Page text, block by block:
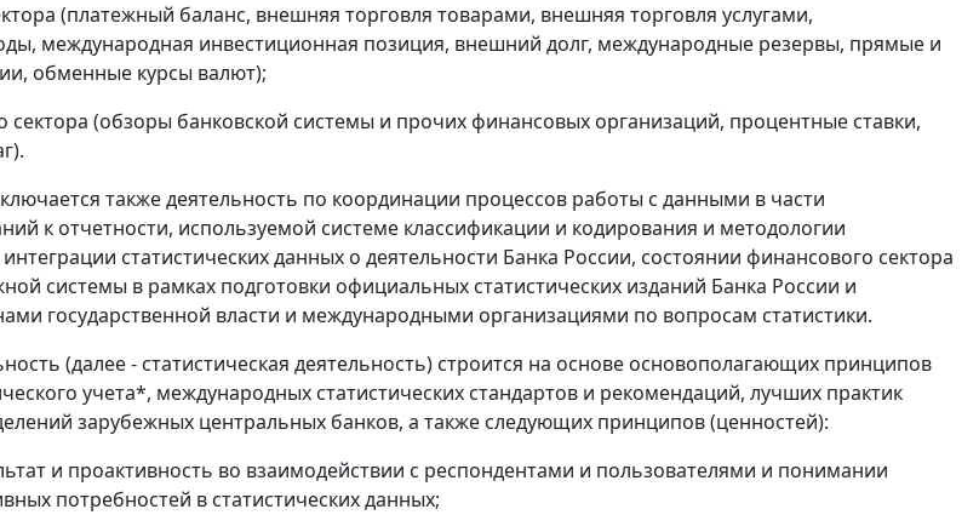
(платежный баланс, внешняя торговля товарами, внешняя торговля услугами,
международная инвестиционная позиция, внешний долг, международные резервы, прямые и
обменные курсы валют);
сектора (обзоры банковской системы и прочих финансовых организаций, процентные ставки,
также деятельность по координации процессов работы с данными в части
к отчетности, используемой системе классификации и кодирования и методологии
статистических данных о деятельности Банка России, состоянии финансового сектора
системы в рамках подготовки официальных статистических изданий Банка России и
государственной власти и международными организациями по вопросам статистики.
(далее - статистическая деятельность) строится на основе основополагающих принципов
учета*, международных статистических стандартов и рекомендаций, лучших практик
зарубежных центральных банков, а также следующих принципов (ценностей):
и проактивность во взаимодействии с респондентами и пользователями и понимании
потребностей в статистических данных;